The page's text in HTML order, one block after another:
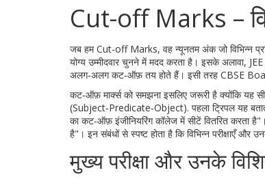
Cut-off Marks –
जब हमCut-off Marks, वह न्यूनतम अंक जो विभिन्न
योग्य उम्मीदवार चुनने में मदद करता है। इसके अलावा,
अलग‑अलग कट‑ऑफ़ तय होते हैं। इसी तरह CBSE
कट‑ऑफ़ मार्क्स को समझना इसलिए जरूरी है क्योंकि यह
(Subject‑Predicate‑Object). पहला ट्रिपल यह
का कट‑ऑफ़ इंजीनियरिंग कॉलेज में सीटें वितरित करता
है"। इन संबंधों से स्पष्ट होता है कि विभिन्न परीक्षाएँ
मुख्य परीक्षा और उनके